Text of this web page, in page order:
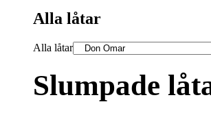
Alla låtar
Alla låtar
Slumpade